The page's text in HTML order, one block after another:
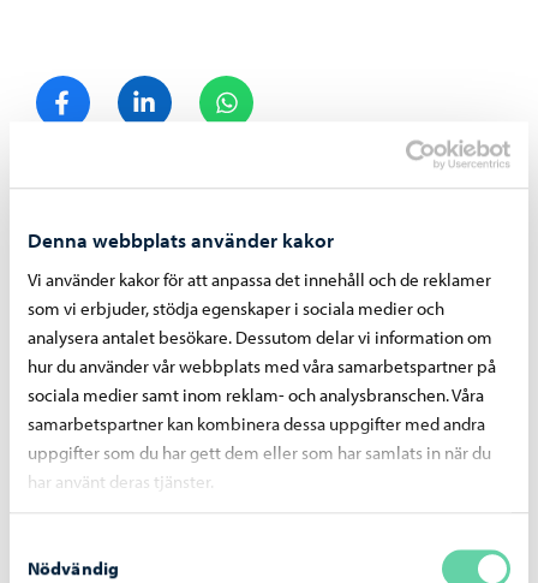
Denna webbplats använder kakor
Vi använder kakor för att anpassa det innehåll och de reklamer
som vi erbjuder, stödja egenskaper i sociala medier och
analysera antalet besökare. Dessutom delar vi information om
hur du använder vår webbplats med våra samarbetspartner på
sociala medier samt inom reklam- och analysbranschen. Våra
samarbetspartner kan kombinera dessa uppgifter med andra
uppgifter som du har gett dem eller som har samlats in när du
har använt deras tjänster.
Nödvändig
Dela på FacebookDela på LinkedIn
Borgå stad informerar